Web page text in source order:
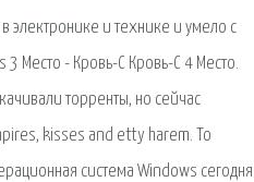
электронике и технике и умело с
Место - Кровь-С Кровь-С 4 Место.
торренты, но сейчас
kisses and etty harem. To
система Windows сегодня